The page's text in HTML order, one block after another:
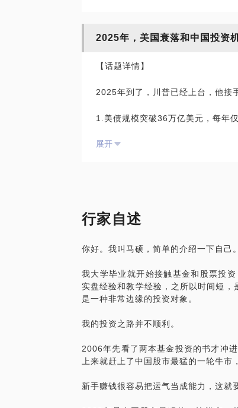
2025年，美国衰落和中国投资
【话题详情】
2025年到了，川普已经上台，他接
1.美债规模突破36万亿美元，每年
2.每年约1.5-2万亿美元的财政赤字
7.东大展示的两架六代机以及更多
8.川普上台会对盟友挥舞关税大棒
我们要解决以下这些问题：
开始就找准关键要素？
-股票，基金，可转债，哪种资产更
-怎样区分便宜和贵，什么情况算是
我有18年的基金投资经历，10年
展开
行家自述
你好。我叫马硕，简单的介绍一下自己。
我大学毕业就开始接触基金和股票投
实盘经验和教学经验，之所以时间短
是一种非常边缘的投资对象。
我的投资之路并不顺利。
2006年先看了两本基金投资的书才冲
上来就赶上了中国股市最猛的一轮牛市
新手赚钱很容易把运气当成能力，这就